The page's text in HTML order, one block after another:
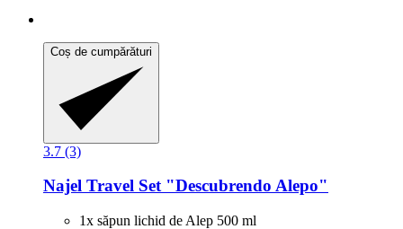
Coș de cumpărături
3.7 (3)
Najel Travel Set "Descubrendo Alepo"
1x săpun lichid de Alep 500 ml